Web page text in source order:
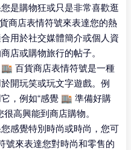
是購物狂或只是非常喜歡逛
商店表情符號來表達您的熱
用於社交媒體簡介或個人資
店或購物旅行的帖子。
百貨商店表情符號是一種
開玩笑或玩文字遊戲。例
，例如“感覺 🏬 準備好購
高興能到商店購物。
感覺特別時尚或時尚，您可
號來表達您對時尚和零售的